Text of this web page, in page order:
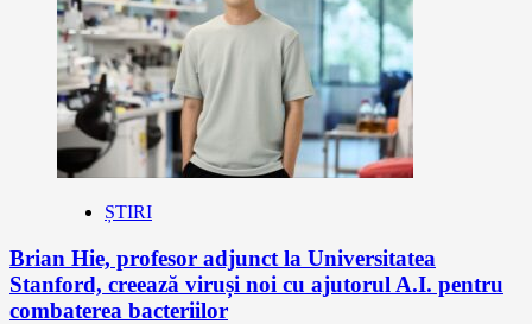
ȘTIRI
Brian Hie, profesor adjunct la Universitatea
Stanford, creează viruși noi cu ajutorul A.I. pentru
combaterea bacteriilor